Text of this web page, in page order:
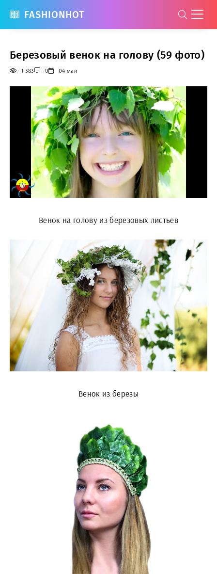
FASHIONHOT
Березовый венок на голову (59 фото)
1 383 0 04 май
Венок на голову из березовых листьев
Венок из березы